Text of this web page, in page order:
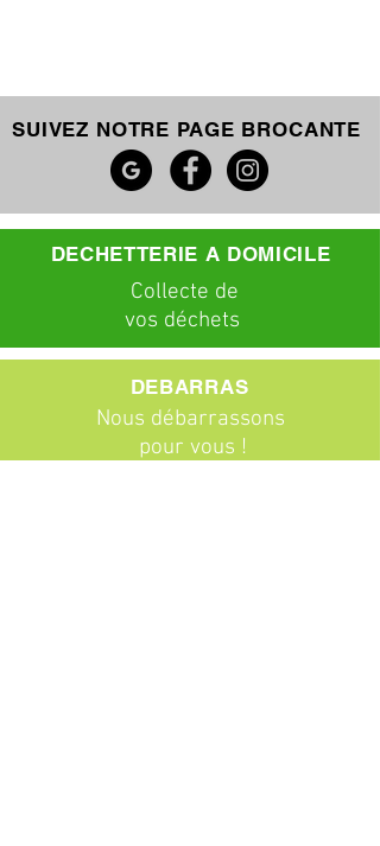
SUIVEZ NOTRE PAGE BROCANTE
DECHETTERIE A DOMICILE
Collecte de
vos déchets
DEBARRAS
Nous débarrassons
pour vous !